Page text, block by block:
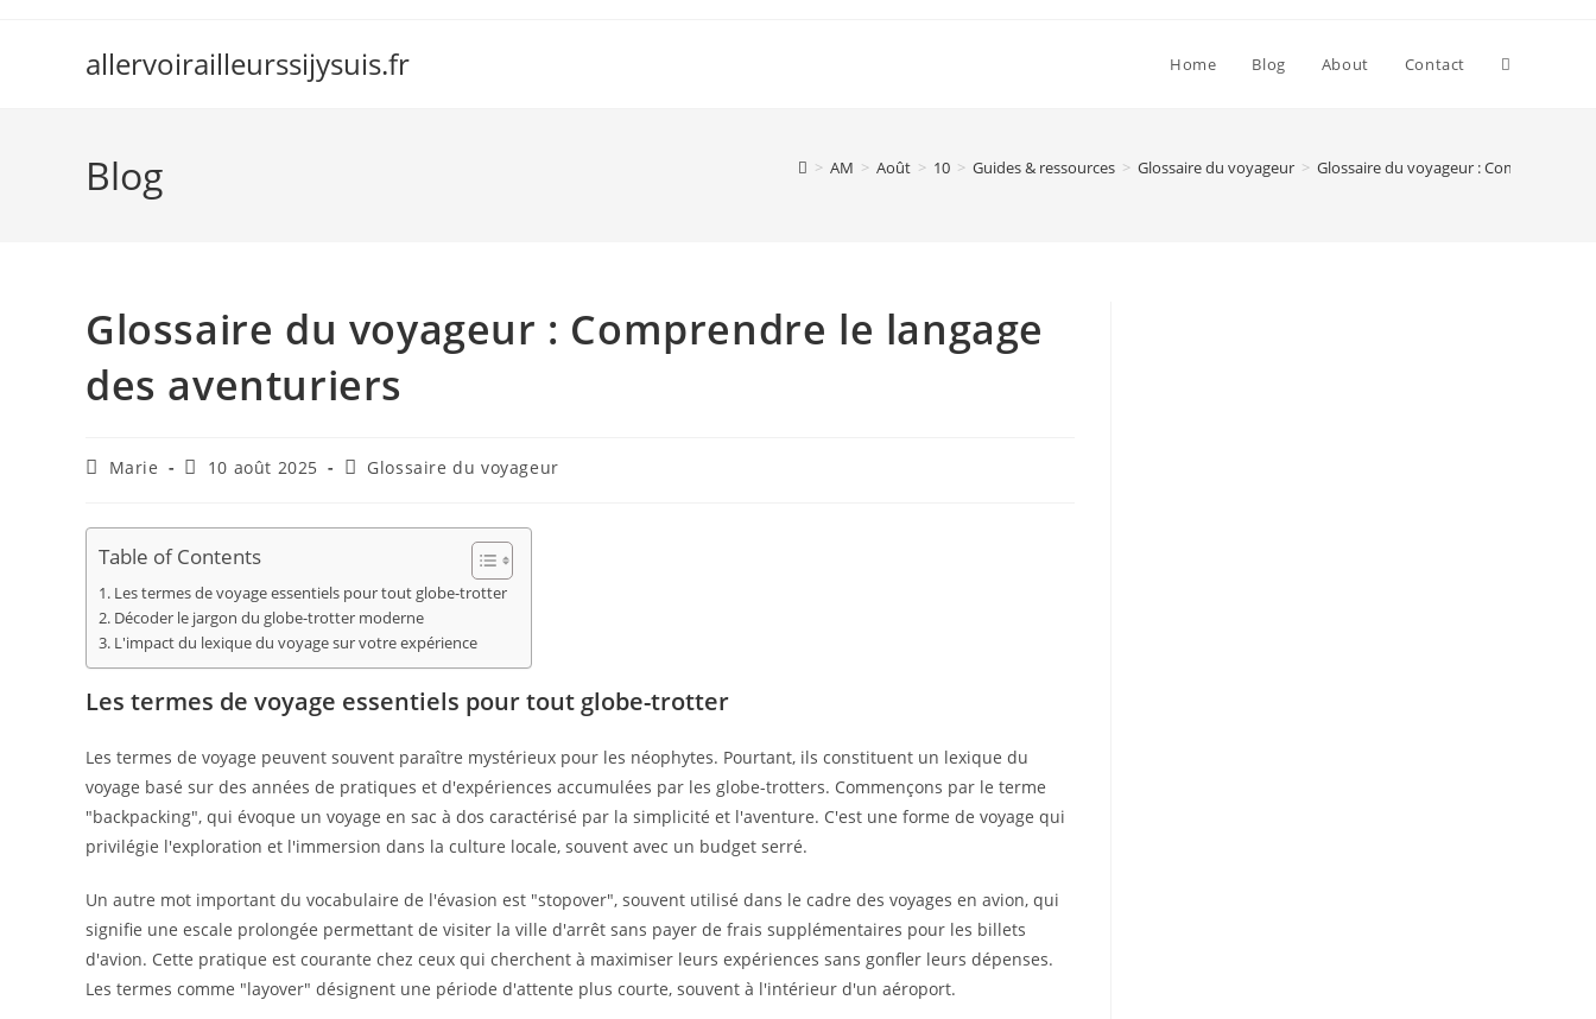
allervoirailleurssijysuis.fr Home Blog About Contact Toggle
Blog > AM > Août > 10 > Guides & ressources > Glossaire du voyageur > Glossaire du voyageur : Comprendre
Glossaire du voyageur : Comprendre le langage
des aventuriers
Auteur/autrice
publication :
Marie
Publication
10 août 2025
PostGlossaire du voyageur
Table of Contents
Les termes de voyage essentiels pour tout globe-trotter
Décoder le jargon du globe-trotter moderne
L'impact du lexique du voyage sur votre expérience
Les termes de voyage essentiels pour tout globe-trotter
Les termes de voyage peuvent souvent paraître mystérieux pour les néophytes. Pourtant, ils constituent un lexique du
voyage basé sur des années de pratiques et d'expériences accumulées par les globe-trotters. Commençons par le terme
"backpacking", qui évoque un voyage en sac à dos caractérisé par la simplicité et l'aventure. C'est une forme de voyage qui
privilégie l'exploration et l'immersion dans la culture locale, souvent avec un budget serré.
Un autre mot important du vocabulaire de l'évasion est "stopover", souvent utilisé dans le cadre des voyages en avion, qui
signifie une escale prolongée permettant de visiter la ville d'arrêt sans payer de frais supplémentaires pour les billets
d'avion. Cette pratique est courante chez ceux qui cherchent à maximiser leurs expériences sans gonfler leurs dépenses.
Les termes comme "layover" désignent une période d'attente plus courte, souvent à l'intérieur d'un aéroport.